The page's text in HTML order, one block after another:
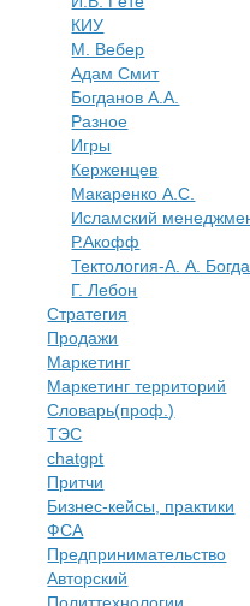
КИУ
М. Вебер
Адам Смит
Богданов А.А.
Разное
Игры
Керженцев
Макаренко А.С.
Исламский
Р.Акофф
Тектология-А. А.
​Г. Лебон
Стратегия
Продажи
Маркетинг
Маркетинг территорий
Словарь(проф.)
ТЭС
chatgpt
Притчи
Бизнес-кейсы, практики
ФСА
Предпринимательство
Авторский